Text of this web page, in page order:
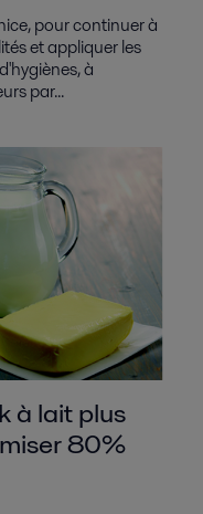
pour continuer à
et appliquer les
à
par...
à lait plus
80%